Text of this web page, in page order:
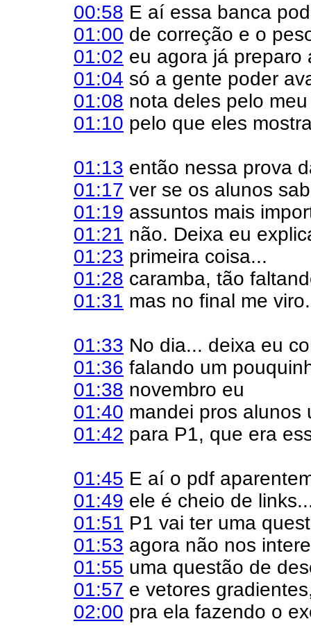
00:58 E aí essa banca
01:00 de correção e o
01:02 eu agora já preparo
01:04 só a gente poder
01:08 nota deles pelo
01:10 pelo que eles
01:13 então nessa prova
01:17 ver se os alunos
01:19 assuntos mais
01:21 não. Deixa eu
01:23 primeira coisa...
01:28 caramba, tão
01:31 mas no final me
01:33 No dia... deixa eu
01:36 falando um
01:38 novembro eu
01:40 mandei pros alunos
01:42 para P1, que era
01:45 E aí o pdf
01:49 ele é cheio de
01:51 P1 vai ter uma
01:53 agora não nos
01:55 uma questão de
01:57 e vetores
02:00 pra ela fazendo o